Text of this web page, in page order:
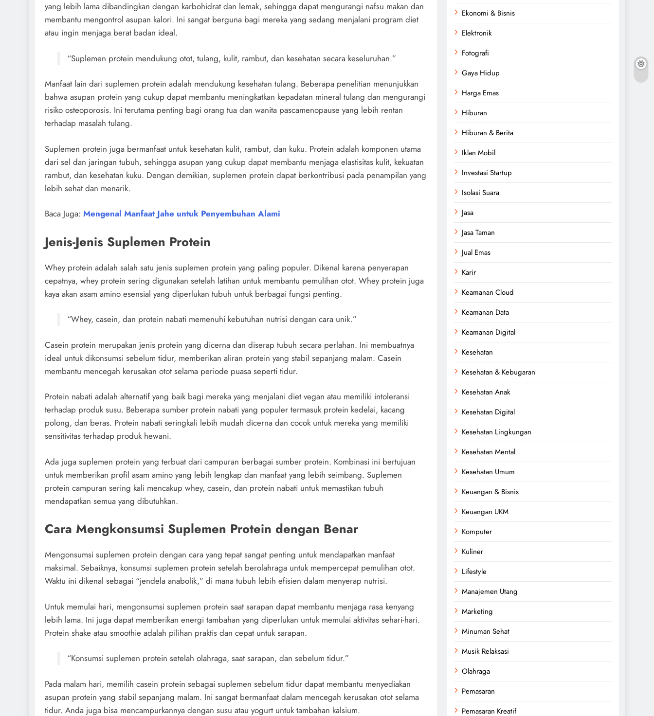
yang lebih lama dibandingkan dengan karbohidrat dan lemak, sehingga dapat mengurangi nafsu makan dan
membantu mengontrol asupan kalori. Ini sangat berguna bagi mereka yang sedang menjalani program diet
atau ingin menjaga berat badan ideal.
“Suplemen protein mendukung otot, tulang, kulit, rambut, dan kesehatan secara keseluruhan.”
Manfaat lain dari suplemen protein adalah mendukung kesehatan tulang. Beberapa penelitian menunjukkan
bahwa asupan protein yang cukup dapat membantu meningkatkan kepadatan mineral tulang dan mengurangi
risiko osteoporosis. Ini terutama penting bagi orang tua dan wanita pascamenopause yang lebih rentan
terhadap masalah tulang.
Suplemen protein juga bermanfaat untuk kesehatan kulit, rambut, dan kuku. Protein adalah komponen utama
dari sel dan jaringan tubuh, sehingga asupan yang cukup dapat membantu menjaga elastisitas kulit, kekuatan
rambut, dan kesehatan kuku. Dengan demikian, suplemen protein dapat berkontribusi pada penampilan yang
lebih sehat dan menarik.
Baca Juga: Mengenal Manfaat Jahe untuk Penyembuhan Alami
Jenis-Jenis Suplemen Protein
Whey protein adalah salah satu jenis suplemen protein yang paling populer. Dikenal karena penyerapan
cepatnya, whey protein sering digunakan setelah latihan untuk membantu pemulihan otot. Whey protein juga
kaya akan asam amino esensial yang diperlukan tubuh untuk berbagai fungsi penting.
“Whey, casein, dan protein nabati memenuhi kebutuhan nutrisi dengan cara unik.”
Casein protein merupakan jenis protein yang dicerna dan diserap tubuh secara perlahan. Ini membuatnya
ideal untuk dikonsumsi sebelum tidur, memberikan aliran protein yang stabil sepanjang malam. Casein
membantu mencegah kerusakan otot selama periode puasa seperti tidur.
Protein nabati adalah alternatif yang baik bagi mereka yang menjalani diet vegan atau memiliki intoleransi
terhadap produk susu. Beberapa sumber protein nabati yang populer termasuk protein kedelai, kacang
polong, dan beras. Protein nabati seringkali lebih mudah dicerna dan cocok untuk mereka yang memiliki
sensitivitas terhadap produk hewani.
Ada juga suplemen protein yang terbuat dari campuran berbagai sumber protein. Kombinasi ini bertujuan
untuk memberikan profil asam amino yang lebih lengkap dan manfaat yang lebih seimbang. Suplemen
protein campuran sering kali mencakup whey, casein, dan protein nabati untuk memastikan tubuh
mendapatkan semua yang dibutuhkan.
Cara Mengkonsumsi Suplemen Protein dengan Benar
Mengonsumsi suplemen protein dengan cara yang tepat sangat penting untuk mendapatkan manfaat
maksimal. Sebaiknya, konsumsi suplemen protein setelah berolahraga untuk mempercepat pemulihan otot.
Waktu ini dikenal sebagai “jendela anabolik,” di mana tubuh lebih efisien dalam menyerap nutrisi.
Untuk memulai hari, mengonsumsi suplemen protein saat sarapan dapat membantu menjaga rasa kenyang
lebih lama. Ini juga dapat memberikan energi tambahan yang diperlukan untuk memulai aktivitas sehari-hari.
Protein shake atau smoothie adalah pilihan praktis dan cepat untuk sarapan.
“Konsumsi suplemen protein setelah olahraga, saat sarapan, dan sebelum tidur.”
Pada malam hari, memilih casein protein sebagai suplemen sebelum tidur dapat membantu menyediakan
asupan protein yang stabil sepanjang malam. Ini sangat bermanfaat dalam mencegah kerusakan otot selama
tidur. Anda juga bisa mencampurkannya dengan susu atau yogurt untuk tambahan kalsium.
Ekonomi & Bisnis
Elektronik
Fotografi
Gaya Hidup
Harga Emas
Hiburan
Hiburan & Berita
Iklan Mobil
Investasi Startup
Isolasi Suara
Jasa
Jasa Taman
Jual Emas
Karir
Keamanan Cloud
Keamanan Data
Keamanan Digital
Kesehatan
Kesehatan & Kebugaran
Kesehatan Anak
Kesehatan Digital
Kesehatan Lingkungan
Kesehatan Mental
Kesehatan Umum
Keuangan & Bisnis
Keuangan UKM
Komputer
Kuliner
Lifestyle
Manajemen Utang
Marketing
Minuman Sehat
Musik Relaksasi
Olahraga
Pemasaran
Pemasaran Kreatif